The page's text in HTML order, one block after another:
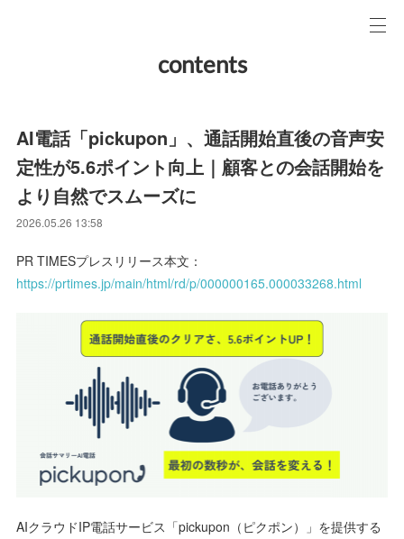
contents
AI電話「pickupon」、通話開始直後の音声安
定性が5.6ポイント向上｜顧客との会話開始を
より自然でスムーズに
2026.05.26 13:58
PR TIMESプレスリリース本文：
https://prtimes.jp/main/html/rd/p/000000165.000033268.html
AIクラウドIP電話サービス「pickupon（ピクポン）」を提供する